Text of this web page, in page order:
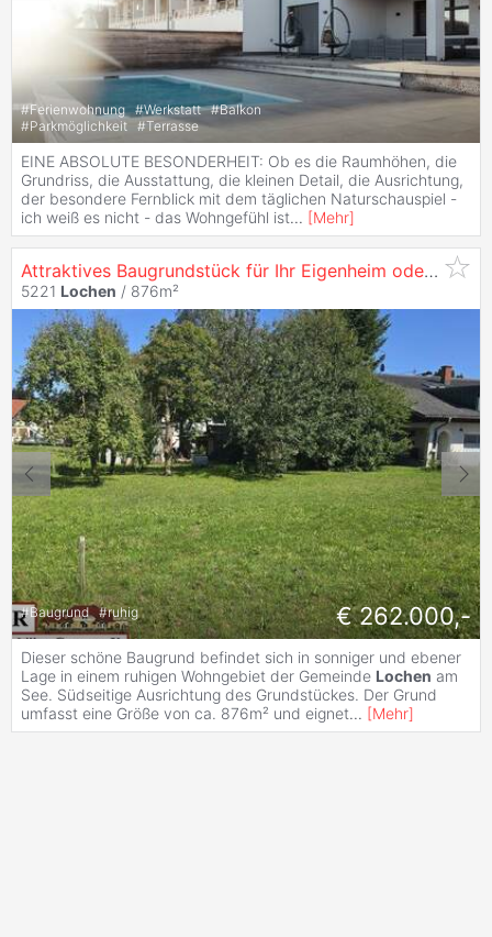
#Ferienwohnung #Werkstatt #Balkon
#Parkmöglichkeit #Terrasse
EINE ABSOLUTE BESONDERHEIT: Ob es die Raumhöhen, die
Grundriss, die Ausstattung, die kleinen Detail, die Ausrichtung,
der besondere Fernblick mit dem täglichen Naturschauspiel -
ich weiß es nicht - das Wohngefühl ist... [Mehr]
Attraktives Baugrundstück für Ihr Eigenheim oder als Geldparkplatz !
5221 Lochen / 876m²
#Baugrund #ruhig € 262.000,-
Dieser schöne Baugrund befindet sich in sonniger und ebener
Lage in einem ruhigen Wohngebiet der Gemeinde Lochen am
See. Südseitige Ausrichtung des Grundstückes. Der Grund
umfasst eine Größe von ca. 876m² und eignet... [Mehr]